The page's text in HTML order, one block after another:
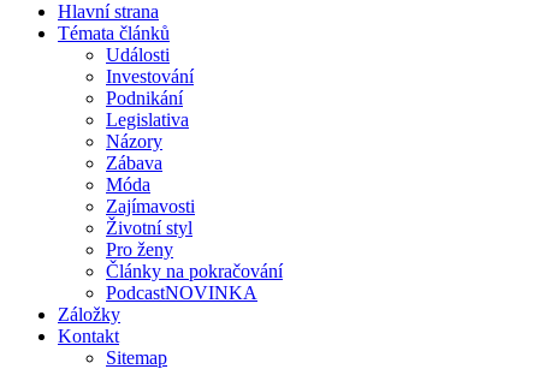
Hlavní strana
Témata článků
Události
Investování
Podnikání
Legislativa
Názory
Zábava
Móda
Zajímavosti
Životní styl
Pro ženy
Články na pokračování
PodcastNOVINKA
Záložky
Kontakt
Sitemap